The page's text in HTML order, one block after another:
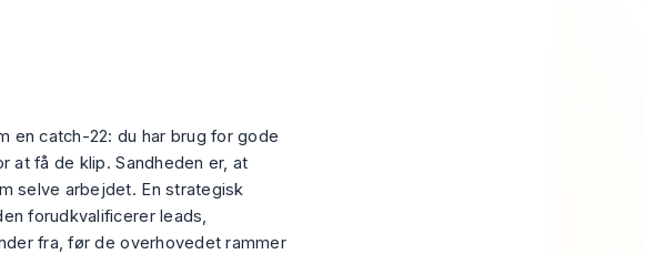
en catch-22: du har brug for gode
at få de klip. Sandheden er, at
selve arbejdet. En strategisk
forudkvalificerer leads,
fra, før de overhovedet rammer